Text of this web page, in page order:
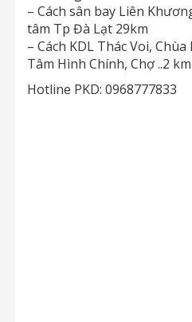
– Cách sân bay Liên
tâm Tp Đà Lạt 29km
– Cách KDL Thác Voi,
Tâm Hình Chính, Chợ ..2 km
Hotline PKD: 0968777833